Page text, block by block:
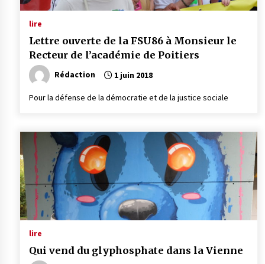
lire
Lettre ouverte de la FSU86 à Monsieur le
Recteur de l’académie de Poitiers
Rédaction 1 juin 2018
Pour la défense de la démocratie et de la justice sociale
lire
Qui vend du glyphosphate dans la Vienne